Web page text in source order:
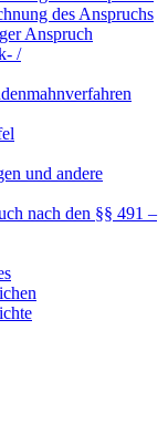
des Anspruchs
Anspruch
/
und andere
nach den §§ 491 –